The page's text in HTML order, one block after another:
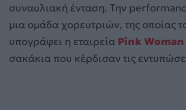
συναυλιακή ένταση. Την
μια ομάδα χορευτριών, της οποίας
υπογράφει η εταιρεία Pink Woman
σακάκια που κέρδισαν τις